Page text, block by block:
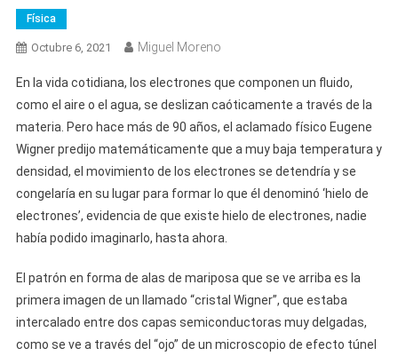
Física
Octubre 6, 2021 Miguel Moreno
En la vida cotidiana, los electrones que componen un fluido,
como el aire o el agua, se deslizan caóticamente a través de la
materia. Pero hace más de 90 años, el aclamado físico Eugene
Wigner predijo matemáticamente que a muy baja temperatura y
densidad, el movimiento de los electrones se detendría y se
congelaría en su lugar para formar lo que él denominó ‘hielo de
electrones’, evidencia de que existe hielo de electrones, nadie
había podido imaginarlo, hasta ahora.
El patrón en forma de alas de mariposa que se ve arriba es la
primera imagen de un llamado “cristal Wigner”, que estaba
intercalado entre dos capas semiconductoras muy delgadas,
como se ve a través del “ojo” de un microscopio de efecto túnel